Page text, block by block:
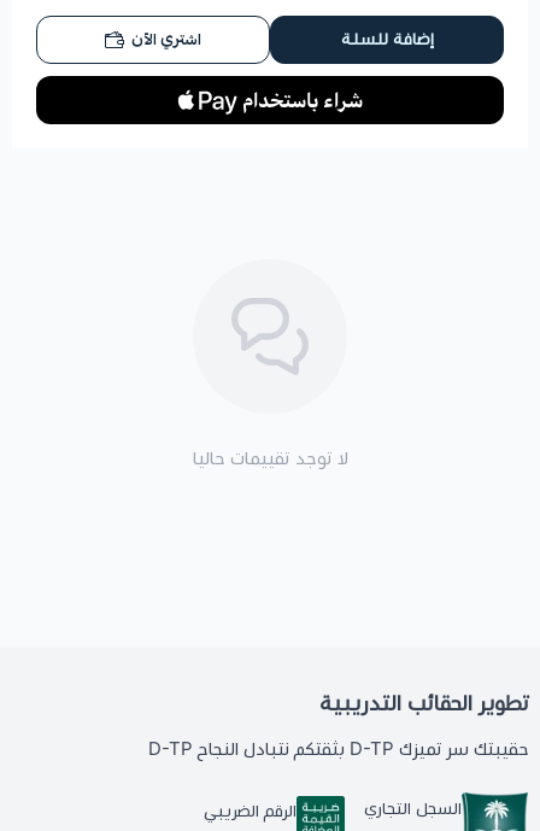
إضافة للسلة اشتري الآن
لا توجد تقييمات حاليا
تطوير الحقائب التدريبية
حقيبتك سر تميزك D-TP بثقتكم نتبادل النجاح D-TP
السجل التجاري
الرقم الضريبي